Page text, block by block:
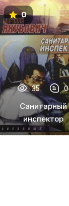
0
35 0
Санитарный
инспектор